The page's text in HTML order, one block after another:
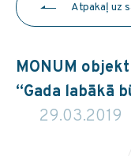
Atpakaļ uz
MONUM
“Gada labākā
29.03.2019